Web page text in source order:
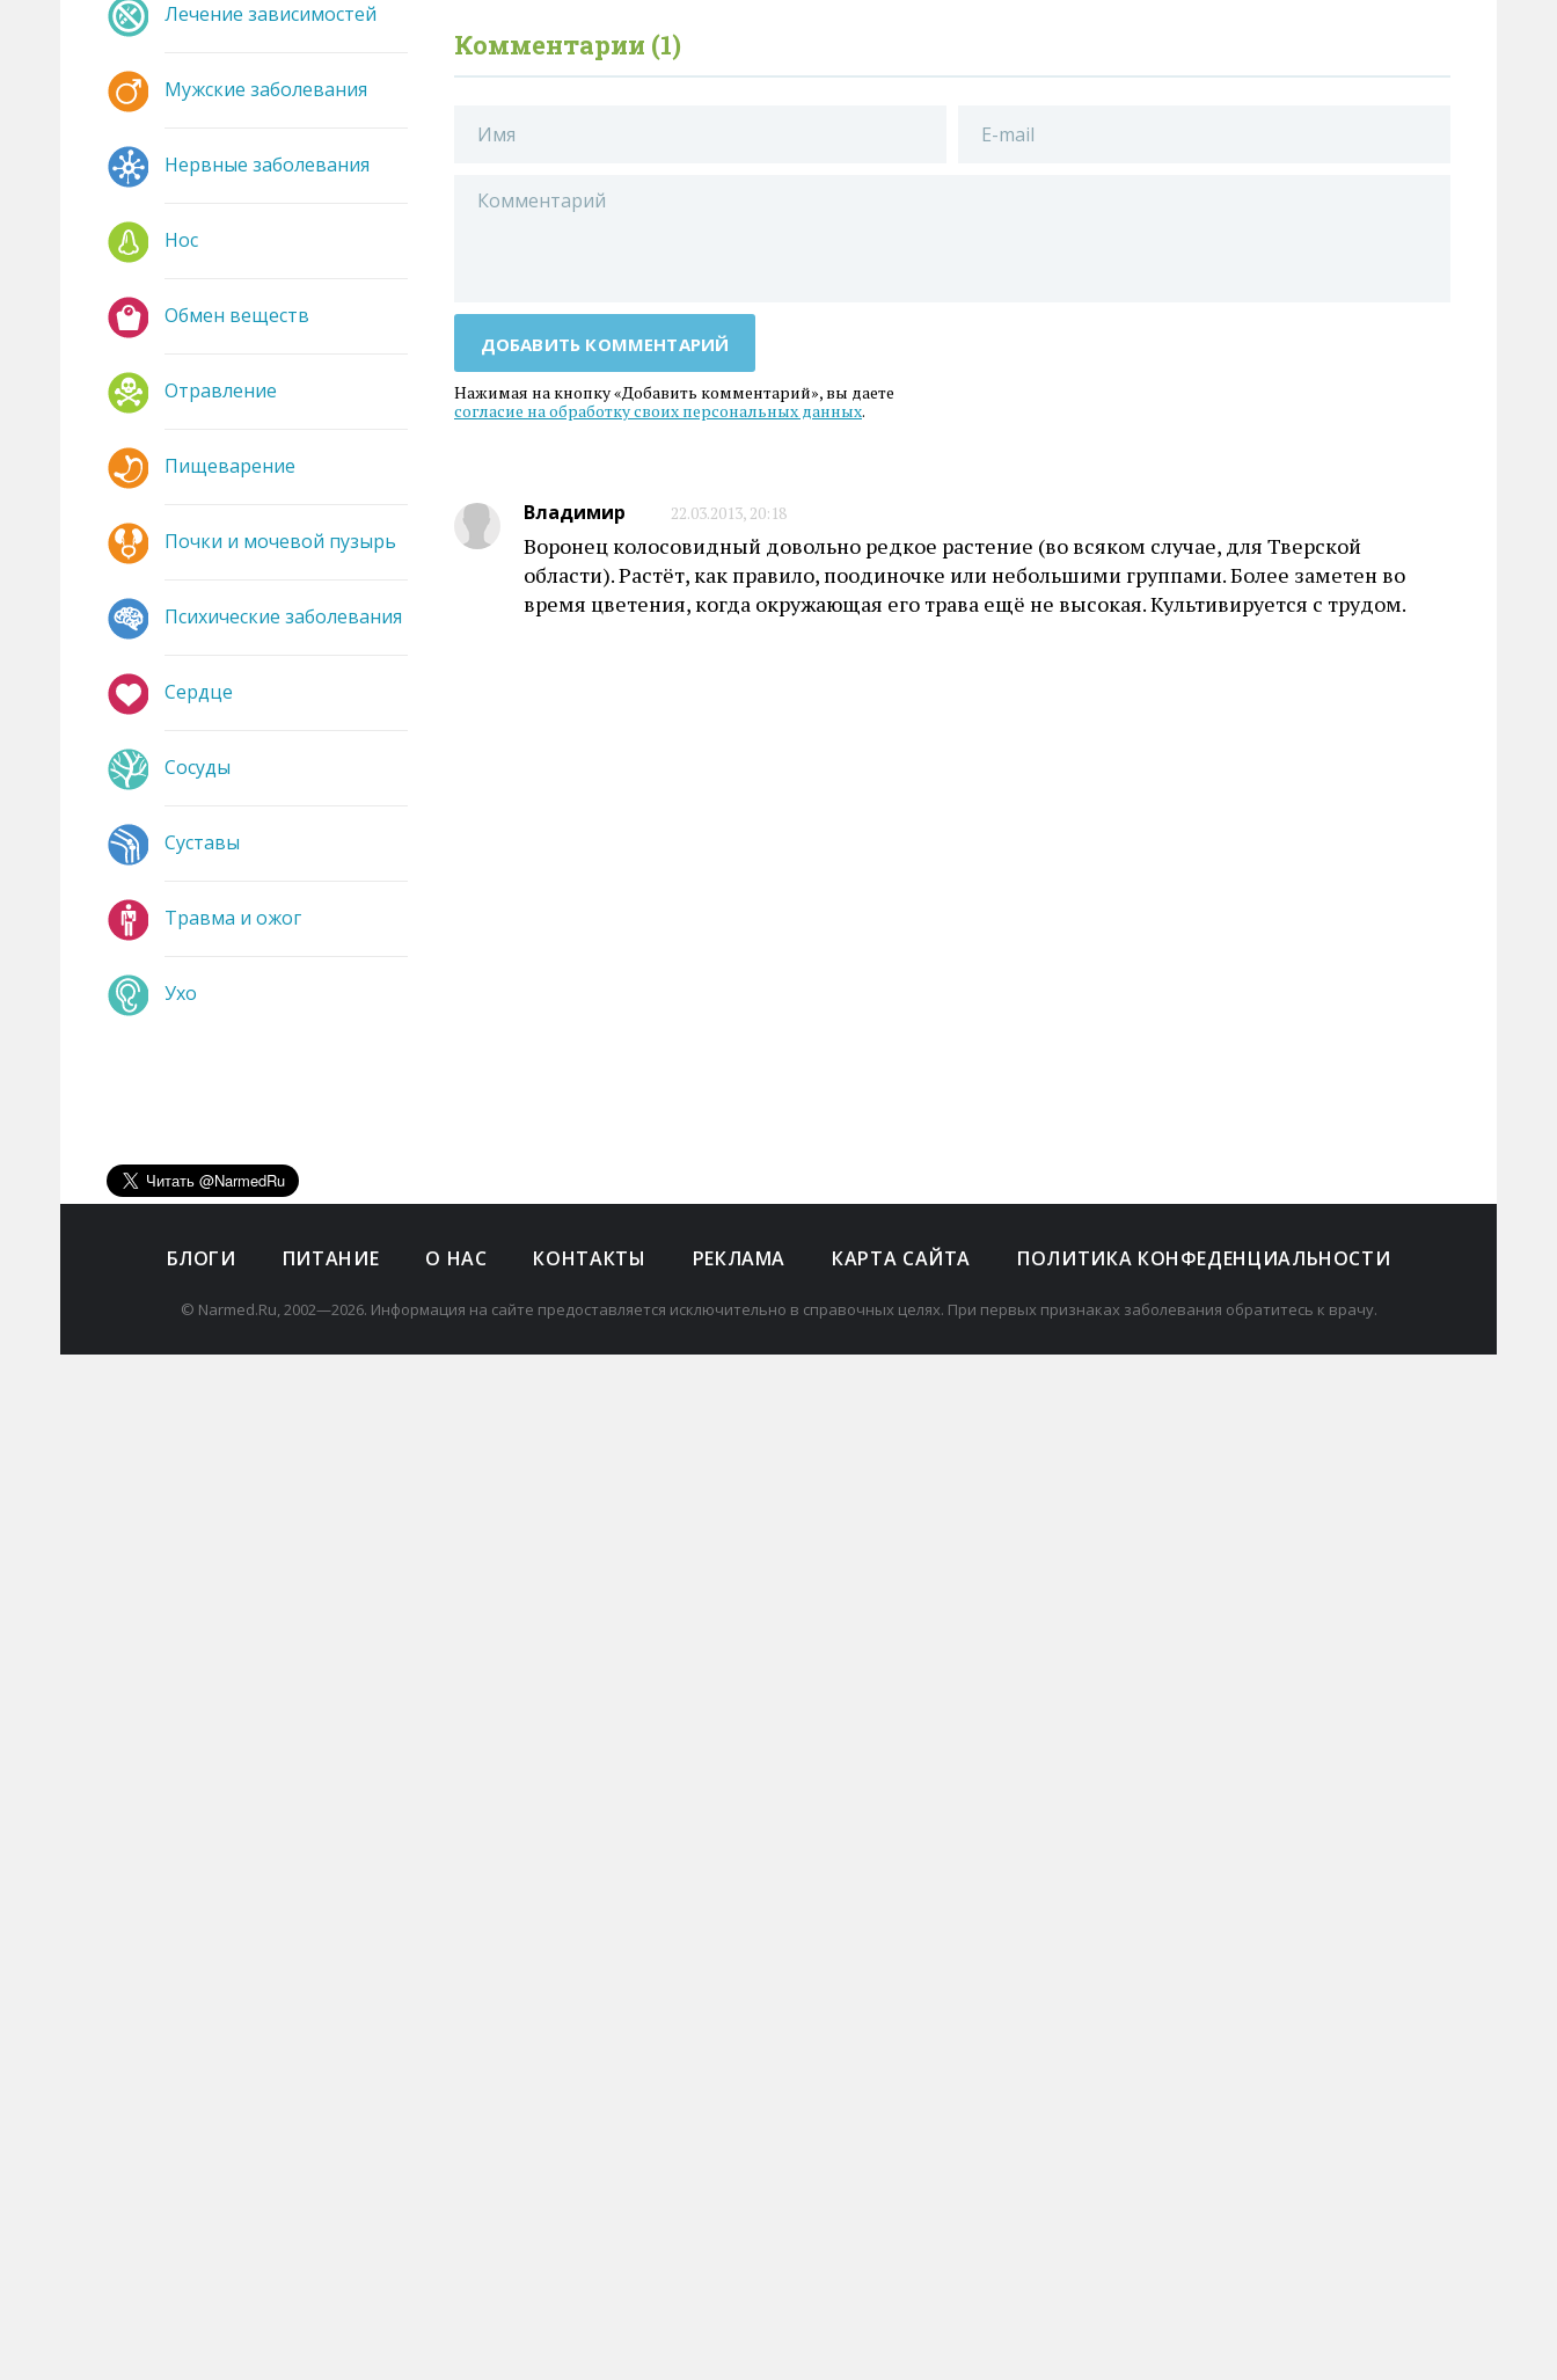
Комментарии (1)
ДОБАВИТЬ КОММЕНТАРИЙ
Нажимая на кнопку «Добавить комментарий», вы даете
согласие на обработку своих персональных данных.
Владимир 22.03.2013, 20:18
Воронец колосовидный довольно редкое растение (во всяком случае, для Тверской
области). Растёт, как правило, поодиночке или небольшими группами. Более заметен во
время цветения, когда окружающая его трава ещё не высокая. Культивируется с трудом.
Лечение зависимостей
Мужские заболевания
Нервные заболевания
Нос
Обмен веществ
Отравление
Пищеварение
Почки и мочевой пузырь
Психические заболевания
Сердце
Сосуды
Суставы
Травма и ожог
Ухо
БЛОГИ ПИТАНИЕ О НАС КОНТАКТЫ РЕКЛАМА КАРТА САЙТА ПОЛИТИКА КОНФЕДЕНЦИАЛЬНОСТИ
© Narmed.Ru, 2002—2026. Информация на сайте предоставляется исключительно в справочных целях. При первых признаках заболевания обратитесь к врачу.